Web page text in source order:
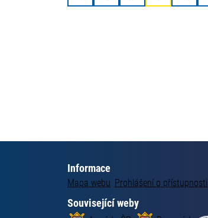
Informace
Mapa webu Prohlášení o přístupnosti
Související weby